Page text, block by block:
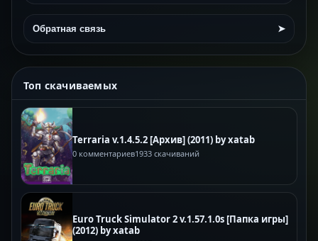
Обратная связь ➤
Топ скачиваемых
Terraria v.1.4.5.2 [Архив] (2011) by xatab
0 комментариев1933 скачиваний
Euro Truck Simulator 2 v.1.57.1.0s [Папка игры]
(2012) by xatab